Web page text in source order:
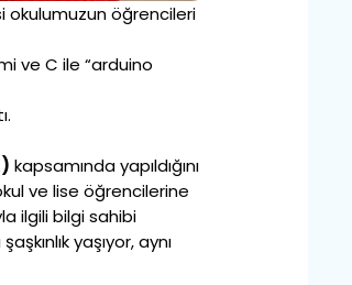
okulumuzun öğrencileri
ve C ile “arduino
kapsamında yapıldığını
ve lise öğrencilerine
ilgili bilgi sahibi
yaşıyor, aynı